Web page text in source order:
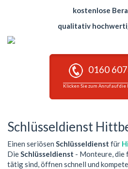
kostenlose
qualitativ
0160
Klicken Sie zum Anruf auf
Schlüsseldienst
Einen seriösen Schlüsseldienst für
DieSchlüsseldienst - Monteure, die
tätig sind, öffnen schnell und